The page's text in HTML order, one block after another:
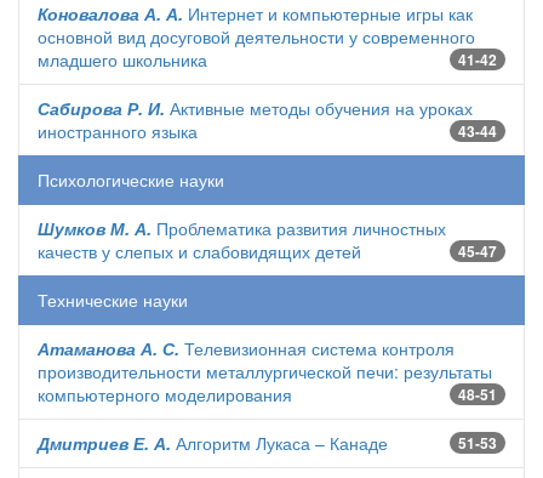
Коновалова А. А. Интернет и компьютерные игры как
основной вид досуговой деятельности у современного
младшего школьника
41-42
Сабирова Р. И. Активные методы обучения на уроках
иностранного языка
43-44
Психологические науки
Шумков М. А. Проблематика развития личностных
качеств у слепых и слабовидящих детей
45-47
Технические науки
Атаманова А. С. Телевизионная система контроля
производительности металлургической печи: результаты
компьютерного моделирования
48-51
Дмитриев Е. А. Алгоритм Лукаса – Канаде 51-53